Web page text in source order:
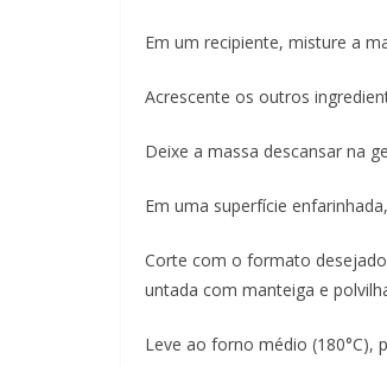
Em um recipiente, misture a
Acrescente os outros
Deixe a massa descansar na
Em uma superfície
Corte com o formato
untada com manteiga e
Leve ao forno médio (180°C),